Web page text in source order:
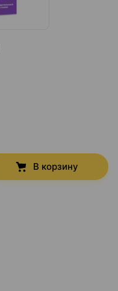
В корзину